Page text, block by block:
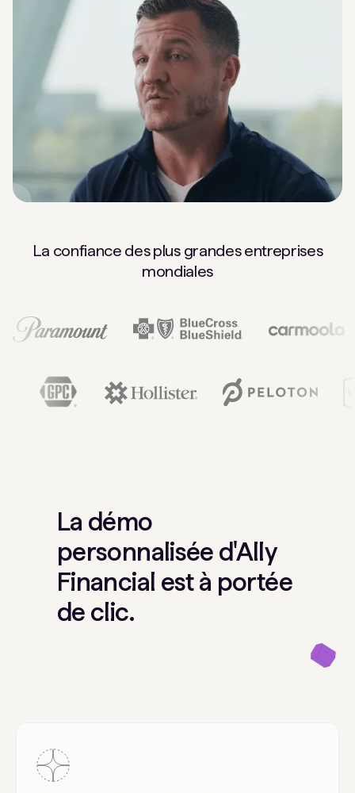
La confiance des plus grandes entreprises
mondiales
La démo
personnalisée d'Ally
Financial est à portée
de clic.